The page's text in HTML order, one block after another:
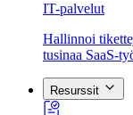
IT-palvelut
Hallinnoi
tusinaa SaaS-
Resurssit